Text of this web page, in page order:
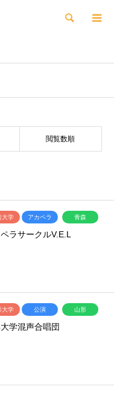
検索
閲覧数順
大学 アカペラ 青森
ラサークルV.E.L
大学 公演 山形
学混声合唱団